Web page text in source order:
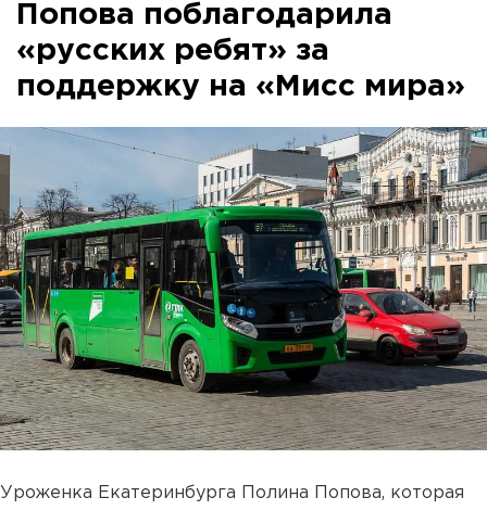
Попова поблагодарила
«русских ребят» за
поддержку на «Мисс мира»
Уроженка Екатеринбурга Полина Попова, которая